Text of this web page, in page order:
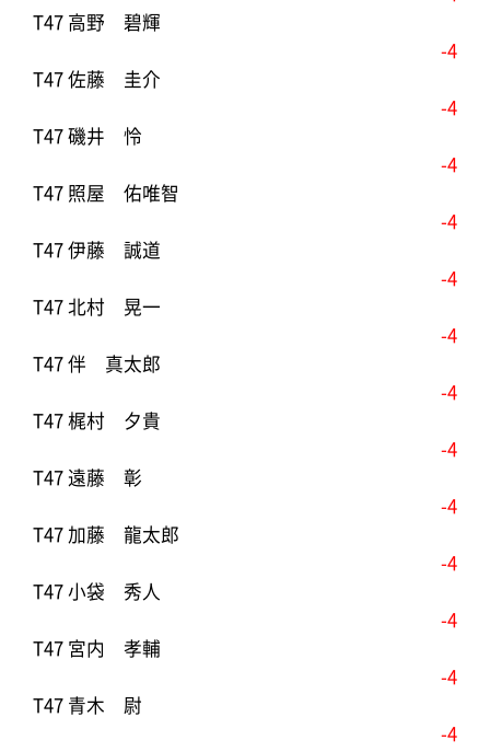
T47 高野 碧輝
-4
T47 佐藤 圭介
-4
T47 磯井 怜
-4
T47 照屋 佑唯智
-4
T47 伊藤 誠道
-4
T47 北村 晃一
-4
T47 伴 真太郎
-4
T47 梶村 夕貴
-4
T47 遠藤 彰
-4
T47 加藤 龍太郎
-4
T47 小袋 秀人
-4
T47 宮内 孝輔
-4
T47 青木 尉
-4